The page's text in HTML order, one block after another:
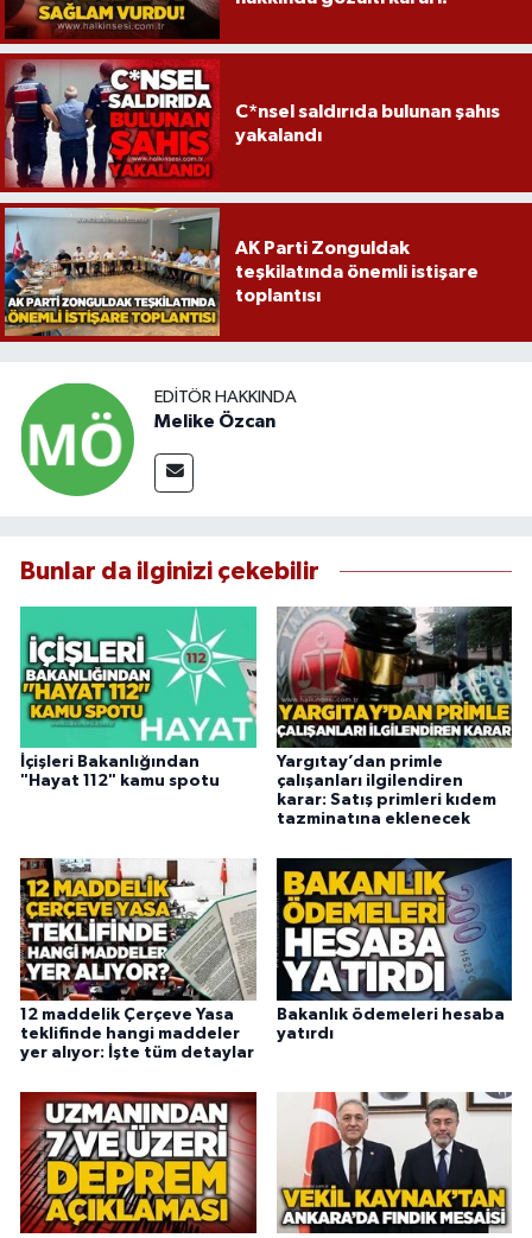
C*nsel saldırıda bulunan şahıs
yakalandı
AK Parti Zonguldak
teşkilatında önemli istişare
toplantısı
EDITÖR HAKKINDA
Melike Özcan
Bunlar da ilginizi çekebilir
İçişleri Bakanlığından
"Hayat 112" kamu spotu
Yargıtay’dan primle
çalışanları ilgilendiren
karar: Satış primleri kıdem
tazminatına eklenecek
12 maddelik Çerçeve Yasa
teklifinde hangi maddeler
yer alıyor: İşte tüm detaylar
Bakanlık ödemeleri hesaba
yatırdı